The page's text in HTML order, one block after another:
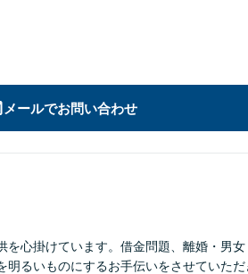
メールでお問い合わせ
心掛けています。借金問題、離婚・男女
るいものにするお手伝いをさせていただ